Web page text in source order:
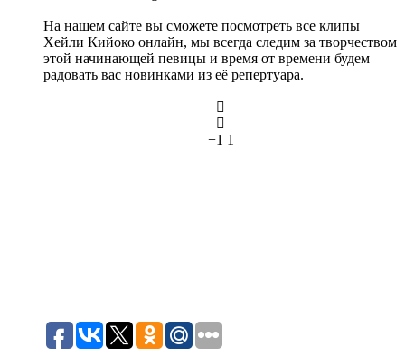
На нашем сайте вы сможете посмотреть все клипы
Хейли Кийоко онлайн, мы всегда следим за творчеством
этой начинающей певицы и время от времени будем
радовать вас новинками из её репертуара.
+1 1